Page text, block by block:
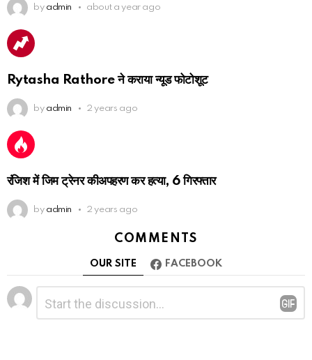
by admin about a year ago
Rytasha Rathore ने कराया न्यूड फोटोशूट
by admin 2 years ago
रंजिश में जिम ट्रेनर कीअपहरण कर हत्या, 6 गिरफ्तार
by admin 2 years ago
COMMENTS
OUR SITE FACEBOOK
Leave
a
Reply